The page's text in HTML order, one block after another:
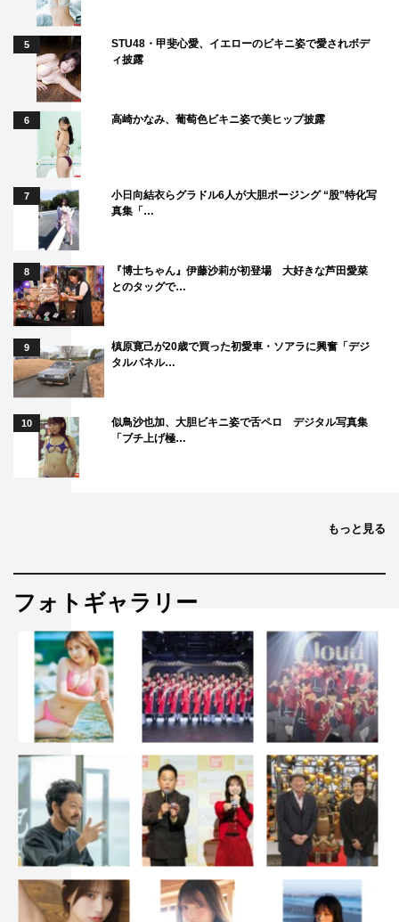
5
STU48・甲斐心愛、イエローのビキニ姿で愛されボデ
ィ披露
6 高崎かなみ、葡萄色ビキニ姿で美ヒップ披露
7
小日向結衣らグラドル6人が大胆ポージング “股”特化写
真集「…
8
『博士ちゃん』伊藤沙莉が初登場 大好きな芦田愛菜
とのタッグで…
9
槙原寛己が20歳で買った初愛車・ソアラに興奮「デジ
タルパネル…
10
似鳥沙也加、大胆ビキニ姿で舌ペロ デジタル写真集
「ブチ上げ極…
もっと見る
フォトギャラリー